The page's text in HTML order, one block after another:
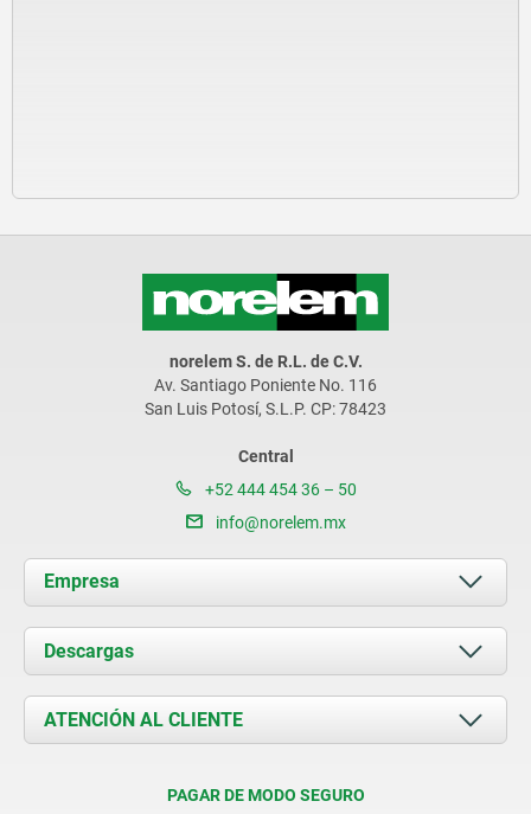
norelem S. de R.L. de C.V.
Av. Santiago Poniente No. 116
San Luis Potosí, S.L.P. CP: 78423
Central
+52 444 454 36 – 50
info@norelem.mx
Empresa
Acerca de nosotros
Novedades
Contacto
Descargas
Documents
ATENCIÓN AL CLIENTE
PAGAR DE MODO SEGURO